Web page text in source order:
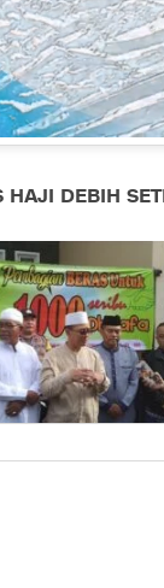
HAJI DEBIH